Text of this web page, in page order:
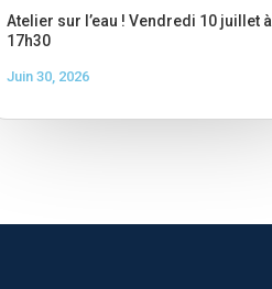
Atelier sur l’eau ! Vendredi 10 juillet à
17h30
Juin 30, 2026